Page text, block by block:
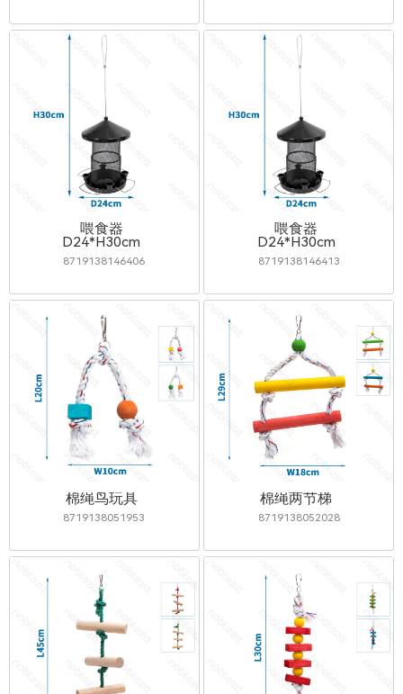
喂食器
D24*H30cm
8719138146406
喂食器
D24*H30cm
8719138146413
棉绳鸟玩具
8719138051953
棉绳两节梯
8719138052028